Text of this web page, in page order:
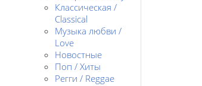
Классическая /
Classical
Музыка любви /
Love
Новостные
Поп / Хиты
Регги / Reggae